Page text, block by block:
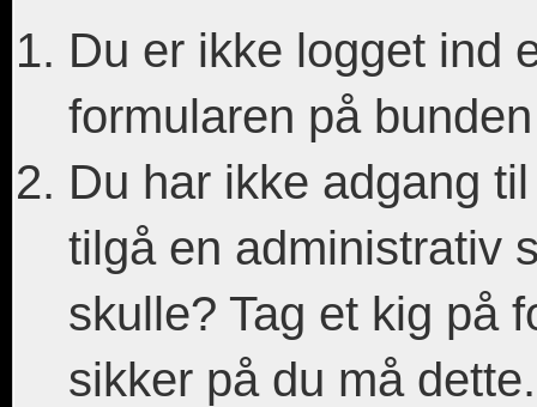
Du er ikke logget ind
formularen på
Du har ikke adgang
tilgå en administrativ
skulle? Tag et kig på
sikker på du må dette.